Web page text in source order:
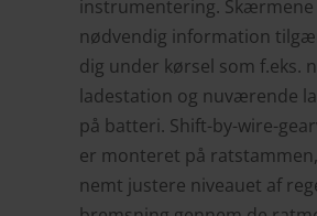
instrumentering. Skærmene
nødvendig information
dig under kørsel som f.eks.
ladestation og nuværende
på batteri. Shift-by-wire-
er monteret på
nemt justere niveauet af